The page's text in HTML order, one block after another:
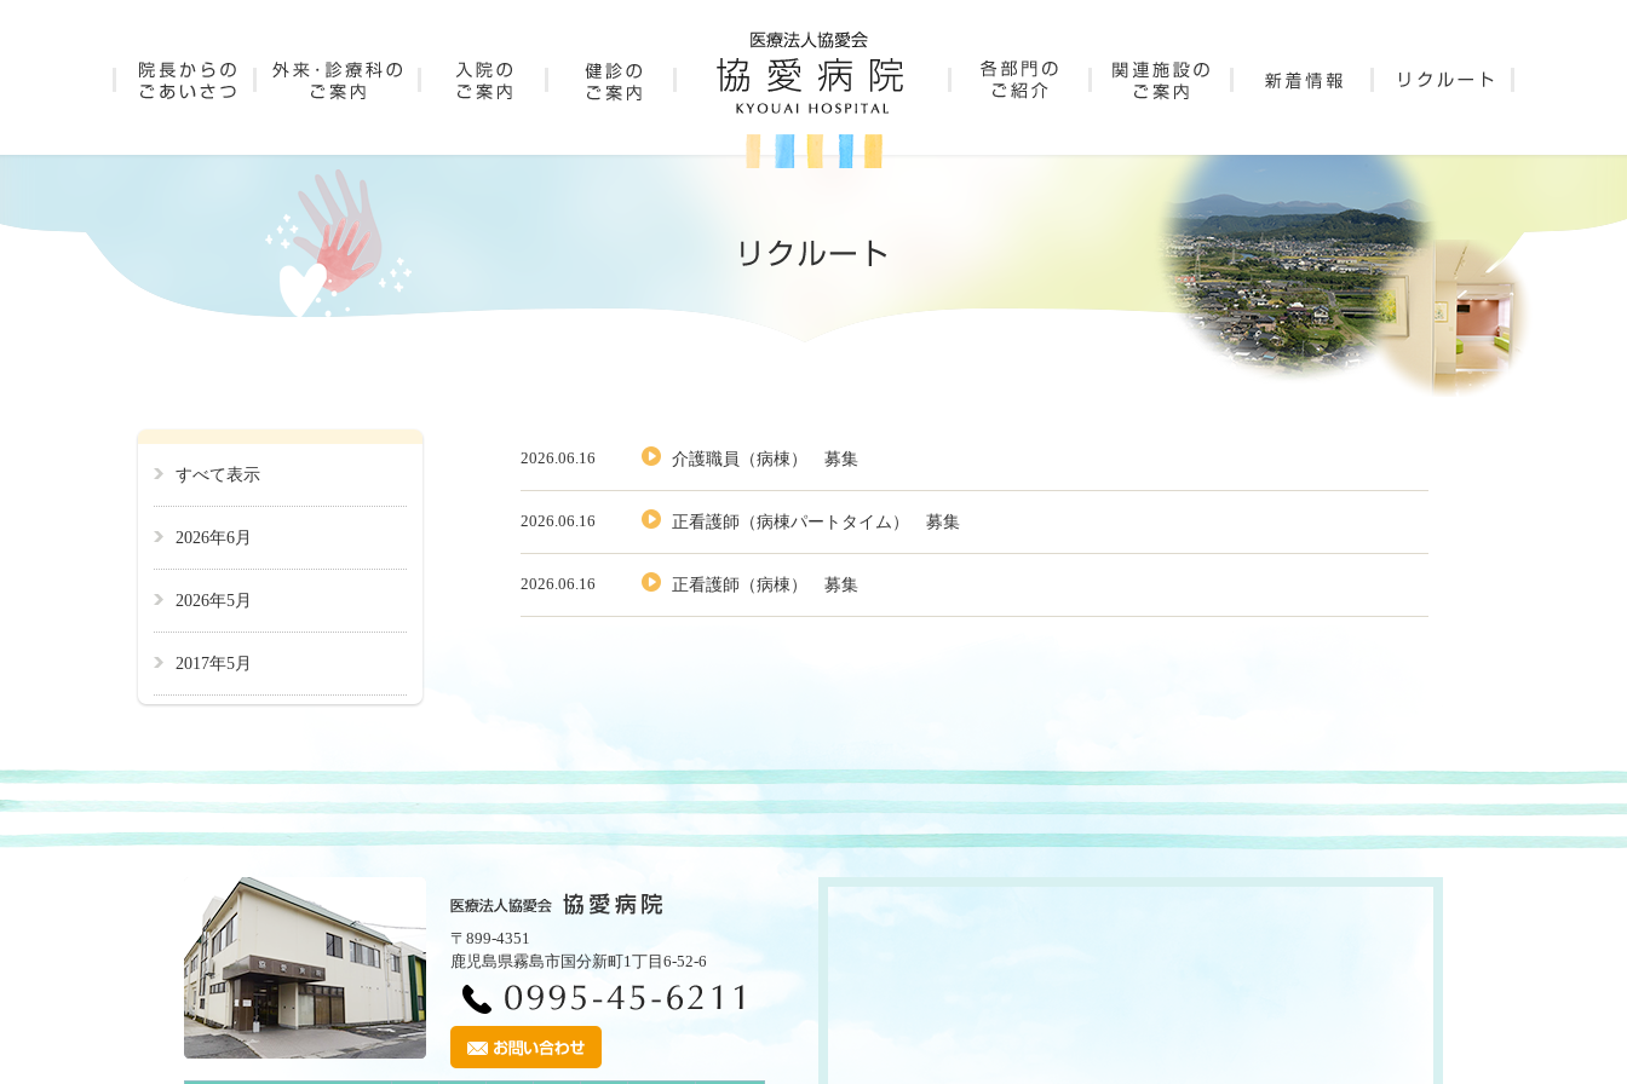
すべて表示
2026年6月
2026年5月
2017年5月
2026.06.16 介護職員（病棟） 募集
2026.06.16 正看護師（病棟パートタイム） 募集
2026.06.16 正看護師（病棟） 募集
〒899-4351
鹿児島県霧島市国分新町1丁目6-52-6